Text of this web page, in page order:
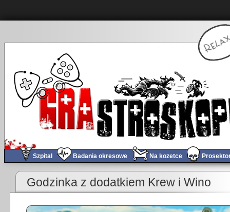
Szpital Badania okresowe Na kozetce
Obchód tygodnia #222
Godzinka z dodatkiem Krew i Wino